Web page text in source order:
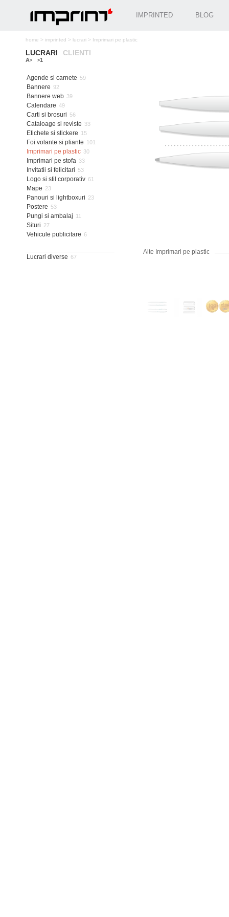
IMPRINTED BLOG
home > imprinted > lucrari > Imprimari pe plastic
LUCRARI CLIENTI
A> >1
Agende si carnete 59
Bannere 92
Bannere web 39
Calendare 49
Carti si brosuri 56
Cataloage si reviste 33
Etichete si stickere 15
Foi volante si pliante 101
Imprimari pe plastic 30
Imprimari pe stofa 33
Invitatii si felicitari 53
Logo si stil corporativ 61
Mape 23
Panouri si lightboxuri 23
Postere 53
Pungi si ambalaj 11
Situri 27
Vehicule publicitare 6
Lucrari diverse 67
Alte Imprimari pe plastic